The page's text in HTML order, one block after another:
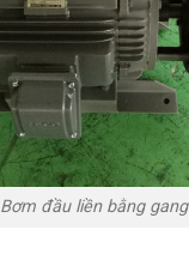
Bơm đầu liền bằng gang